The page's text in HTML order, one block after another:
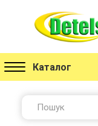
Каталог